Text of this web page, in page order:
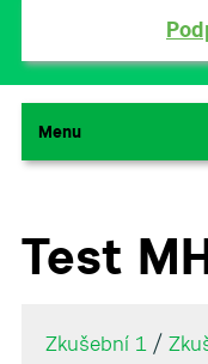
Menu
Test
Zkušební 1/